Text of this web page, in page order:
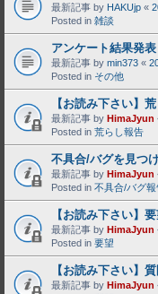
最新記事 by HAKUjp «
Posted in 雑談
アンケート結果発表
最新記事 by min373 «
Posted in その他
【お読み下さい】
最新記事 by HimaJyun
Posted in 荒らし報告
不具合/バグを見つ
最新記事 by HimaJyun
Posted in 不具合/バグ報
【お読み下さい】
最新記事 by HimaJyun
Posted in 要望
【お読み下さい】
最新記事 by HimaJyun